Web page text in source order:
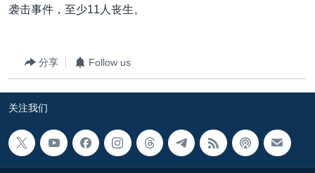
重要讲话与声明
南中国海争端
关注西藏
关注新疆
GEN Z 看美国
袭击事件，至少11人丧生。
分享 Follow us
关注我们